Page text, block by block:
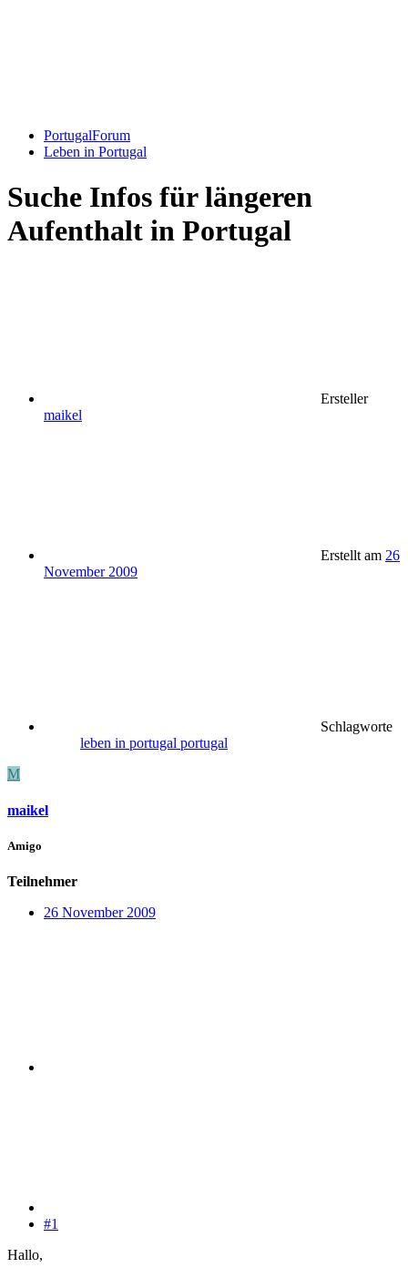
PortugalForum
Leben in Portugal
Suche Infos für längeren
Aufenthalt in Portugal
Ersteller
maikel
Erstellt am 26
November 2009
Schlagworte
leben in portugal portugal
M
maikel
Amigo
Teilnehmer
26 November 2009
#1
Hallo,